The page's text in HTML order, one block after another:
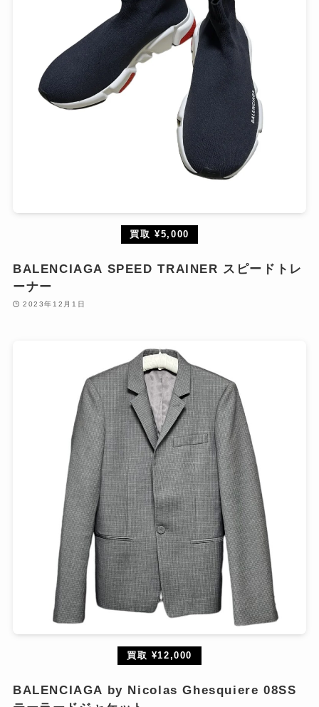
買取 ¥5,000
BALENCIAGA SPEED TRAINER スピードトレ
ーナー
2023年12月1日
買取 ¥12,000
BALENCIAGA by Nicolas Ghesquiere 08SS